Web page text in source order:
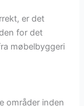
er det
for det
møbelbyggeri
områder inden